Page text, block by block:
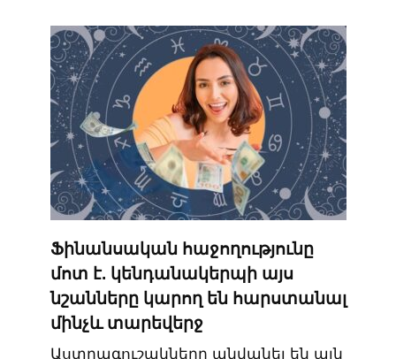
Ֆինանսական հաջողությունը
մոտ է. կենդանակերպի այս
նշանները կարող են հարստանալ
մինչև տարեվերջ
Աստղագուշակները անվանել են այն